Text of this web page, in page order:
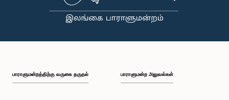
பாராளுமன்றத்திற்கு வருகை தருதல் பாராளுமன்ற அலுவல்கள்